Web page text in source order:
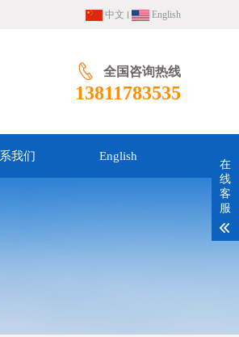
中文 English
全国咨询热线
13811783535
我们 English
在
线
客
服